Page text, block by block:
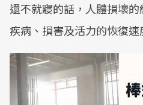
還不就寢的話，人體損壞
疾病、損害及活力的恢復速